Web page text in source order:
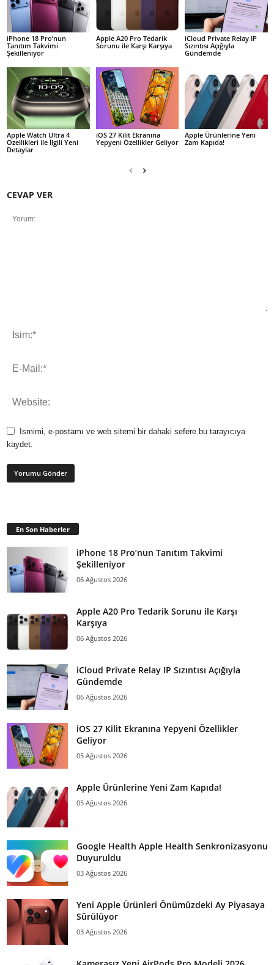
iPhone 18 Pro’nun
Tanıtım Takvimi
Şekilleniyor
Apple A20 Pro Tedarik
Sorunu ile Karşı Karşıya
iCloud Private Relay IP
Sızıntısı Açığıyla
Gündemde
Apple Watch Ultra 4
Özellikleri ile İlgili Yeni
Detaylar
iOS 27 Kilit Ekranına
Yepyeni Özellikler Geliyor
Apple Ürünlerine Yeni
Zam Kapıda!
CEVAP VER
Ismimi, e-postamı ve web sitemi bir dahaki sefere bu tarayıcıya
kaydet.
En Son Haberler
iPhone 18 Pro’nun Tanıtım Takvimi
Şekilleniyor
06 Ağustos 2026
Apple A20 Pro Tedarik Sorunu ile Karşı
Karşıya
06 Ağustos 2026
iCloud Private Relay IP Sızıntısı Açığıyla
Gündemde
06 Ağustos 2026
iOS 27 Kilit Ekranına Yepyeni Özellikler
Geliyor
05 Ağustos 2026
Apple Ürünlerine Yeni Zam Kapıda!
05 Ağustos 2026
Google Health Apple Health Senkronizasyonu
Duyuruldu
03 Ağustos 2026
Yeni Apple Ürünleri Önümüzdeki Ay Piyasaya
Sürülüyor
03 Ağustos 2026